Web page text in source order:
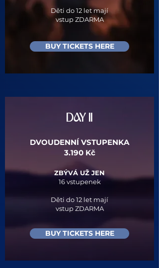
BUY TICKETS HERE
DAY II
BUY TICKETS HERE
Děti do 12 let mají
vstup ZDARMA
DVOUDENNÍ VSTUPENKA
3.190 Kč​
ZBÝVÁ UŽ JEN
16 vstupenek​
Děti do 12 let mají
vstup ZDARMA